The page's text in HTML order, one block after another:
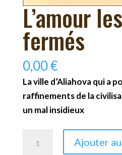
L’amour
fermés
0,00€
La ville d’Aliahova qui a
raffinements de la
un mal insidieux
Ajouter